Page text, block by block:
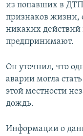
из попавших в
признаков жизни,
никаких действий
предпринимают.
Он уточнил, что
аварии могла
этой местности
дождь.
Информации о